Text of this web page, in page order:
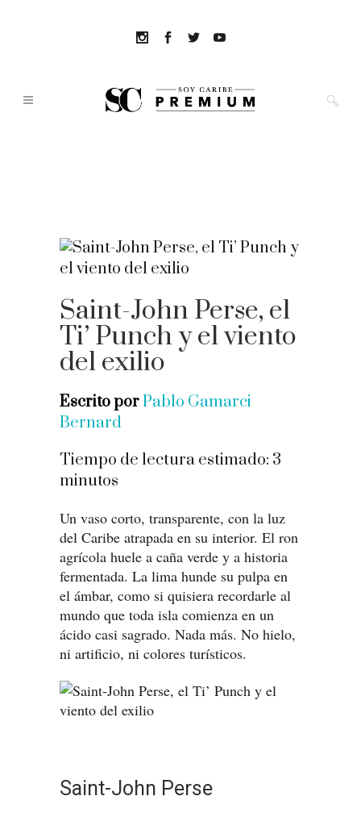
Saint-John Perse, el
Ti’ Punch y el viento
del exilio
Escrito porPablo Gamarci
Bernard
Tiempo de lectura estimado: 3
minutos
Un vaso corto, transparente, con la luz
del Caribe atrapada en su interior. El ron
agrícola huele a caña verde y a historia
fermentada. La lima hunde su pulpa en
el ámbar, como si quisiera recordarle al
mundo que toda isla comienza en un
ácido casi sagrado. Nada más. No hielo,
ni artificio, ni colores turísticos.
Saint-John Perse